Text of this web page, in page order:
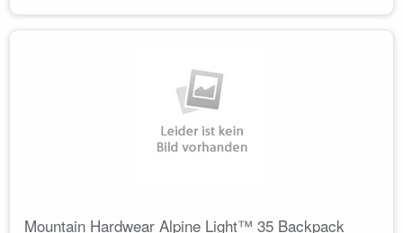
Mountain Hardwear Alpine Light™ 35 Backpack